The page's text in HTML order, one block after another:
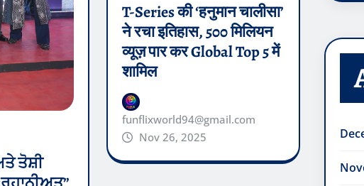
ਤੋਸ਼ੀ
T-Series की ‘हनुमान चालीसा’
ने रचा इतिहास, 500 मिलियन
व्यूज़ पार कर Global Top 5 में
शामिल
funflixworld94@gmail.com
Nov 26, 2025